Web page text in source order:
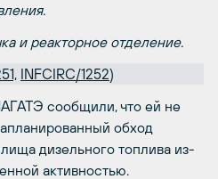
и реакторное отделение.
INFCIRC/1252)
сообщили, что ей не
обход
дизельного топлива из-
активностью.